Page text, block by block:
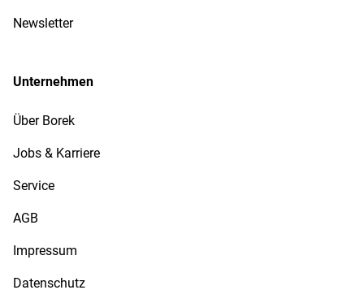
Newsletter
Unternehmen
Über Borek
Jobs & Karriere
Service
AGB
Impressum
Datenschutz